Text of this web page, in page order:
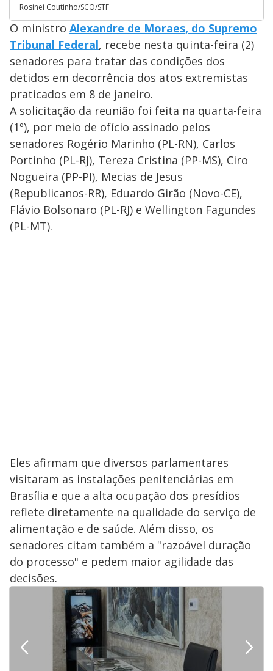
Rosinei Coutinho/SCO/STF
O ministro Alexandre de Moraes, do Supremo
Tribunal Federal, recebe nesta quinta-feira (2)
senadores para tratar das condições dos
detidos em decorrência dos atos extremistas
praticados em 8 de janeiro.
A solicitação da reunião foi feita na quarta-feira
(1º), por meio de ofício assinado pelos
senadores Rogério Marinho (PL-RN), Carlos
Portinho (PL-RJ), Tereza Cristina (PP-MS), Ciro
Nogueira (PP-PI), Mecias de Jesus
(Republicanos-RR), Eduardo Girão (Novo-CE),
Flávio Bolsonaro (PL-RJ) e Wellington Fagundes
(PL-MT).
Eles afirmam que diversos parlamentares
visitaram as instalações penitenciárias em
Brasília e que a alta ocupação dos presídios
reflete diretamente na qualidade do serviço de
alimentação e de saúde. Além disso, os
senadores citam também a "razoável duração
do processo" e pedem maior agilidade das
decisões.